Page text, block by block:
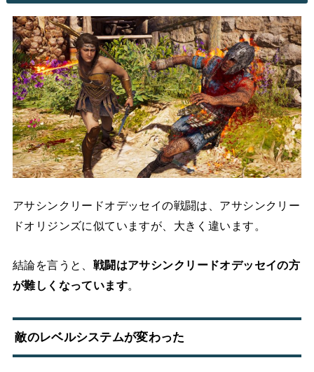
アサシンクリードオデッセイの戦闘は、アサシンクリー
ドオリジンズに似ていますが、大きく違います。
結論を言うと、 戦闘はアサシンクリードオデッセイの方
が難しくなっています
敵のレベルシステムが変わった